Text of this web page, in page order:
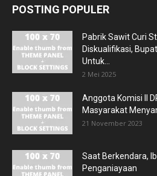
POSTING POPULER
Pabrik Sawit Curi
Diskualifikasi,
Untuk...
2 Mei 2025
Anggota Komisi II
Masyarakat
21 November 2023
Saat Berkendara,
Penganiayaan